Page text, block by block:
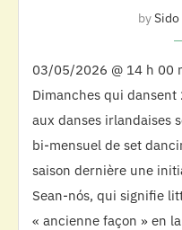
bySido
03/05/2026 @ 14 h 00
Dimanches qui
aux danses irlandaises
bi-mensuel de set
saison dernière une
Sean-nós, qui signifie
« ancienne façon » en